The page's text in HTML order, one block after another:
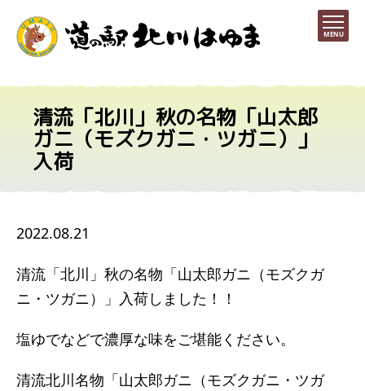
MENU
清流「北川」秋の名物「山太郎
ガニ（モズクガニ・ツガニ）」
入荷
2022.08.21
清流「北川」秋の名物「山太郎ガニ（モズクガ
ニ・ツガニ）」入荷しました！！
塩ゆでなどで濃厚な味をご堪能ください。
清流北川名物「山太郎ガニ（モズクガニ・ツガ